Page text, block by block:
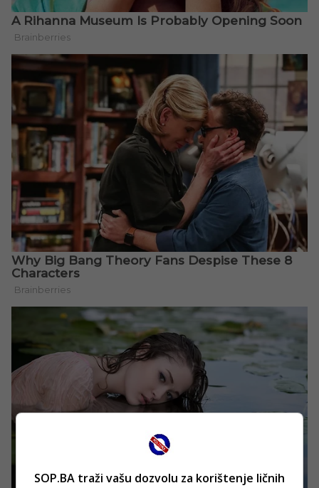
SOP.BA traži vašu dozvolu za korištenje ličnih